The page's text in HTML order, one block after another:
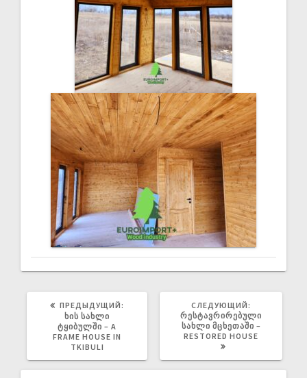
ПРЕДЫДУЩИЙ:
ᲮᲘᲡ ᲡᲐᲮᲚᲘ
ᲢᲧᲘᲑᲣᲚᲨᲘ – A
FRAME HOUSE IN
TKIBULI
СЛЕДУЮЩИЙ:
ᲠᲔᲡᲢᲐᲕᲠᲘᲠᲔᲑᲣᲚᲘ
ᲡᲐᲮᲚᲘ ᲛᲪᲮᲔᲗᲐᲨᲘ –
RESTORED HOUSE